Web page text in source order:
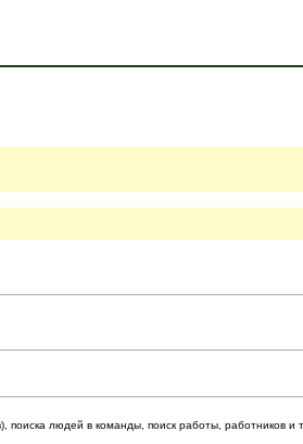
поиска людей в команды, поиск работы, работников